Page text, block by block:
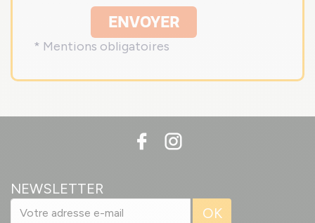
ENVOYER
* Mentions obligatoires
NEWSLETTER
OK